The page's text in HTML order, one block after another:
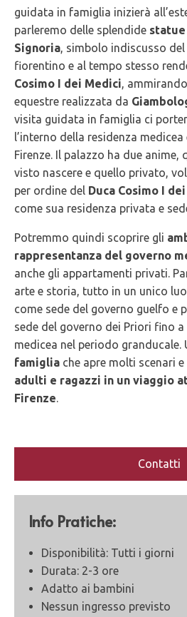
guidata in famiglia inizierà
parleremo delle splendide statue
Signoria, simbolo indiscusso
fiorentino e al tempo stesso
Cosimo I dei Medici,
equestre realizzata da
visita guidata in famiglia ci
l’interno della residenza
Firenze. Il palazzo ha due anime,
visto nascere e quello privato,
per ordine del Duca Cosimo I
come sua residenza privata e
Potremmo quindi scoprire gli
rappresentanza del governo
anche gli appartamenti privati.
arte e storia, tutto in un unico
come sede del governo guelfo e
sede del governo dei Priori fino
medicea nel periodo granducale.
famiglia che apre molti scenari e
adulti e ragazzi in un viaggio
Firenze.
Contatti
Info Pratiche:
Disponibilità: Tutti i giorni
Durata: 2-3 ore
Adatto ai bambini
Nessun ingresso previsto